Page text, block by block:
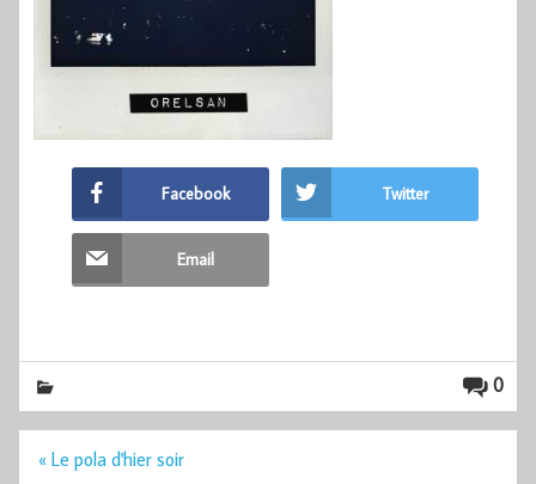
Facebook Twitter
Email
0
Navigation
« Le pola d'hier soir